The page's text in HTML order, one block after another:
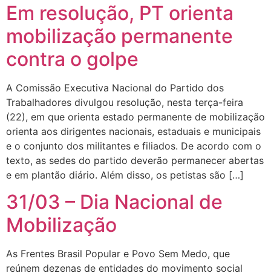
Em resolução, PT orienta
mobilização permanente
contra o golpe
A Comissão Executiva Nacional do Partido dos
Trabalhadores divulgou resolução, nesta terça-feira
(22), em que orienta estado permanente de mobilização
orienta aos dirigentes nacionais, estaduais e municipais
e o conjunto dos militantes e filiados. De acordo com o
texto, as sedes do partido deverão permanecer abertas
e em plantão diário. Além disso, os petistas são […]
31/03 – Dia Nacional de
Mobilização
As Frentes Brasil Popular e Povo Sem Medo, que
reúnem dezenas de entidades do movimento social